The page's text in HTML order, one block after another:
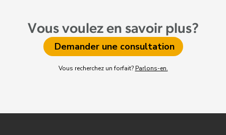
Vous voulez en savoir plus?
Demander une consultation
Vous recherchez un forfait? Parlons-en.